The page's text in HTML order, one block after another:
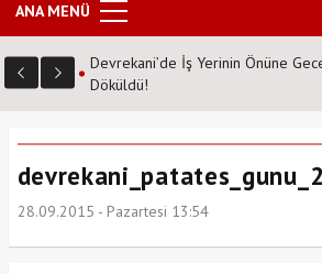
ANA MENÜ
Devrekani’de İş Yerinin Önüne Gece
Döküldü!
28.09.2015 - Pazartesi 13:54